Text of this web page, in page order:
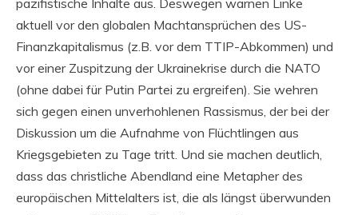
pazifistische Inhalte aus. Deswegen warnen Linke
aktuell vor den globalen Machtansprüchen des US-
Finanzkapitalismus (z.B. vor dem TTIP-Abkommen) und
vor einer Zuspitzung der Ukrainekrise durch die NATO
(ohne dabei für Putin Partei zu ergreifen). Sie wehren
sich gegen einen unverhohlenen Rassismus, der bei der
Diskussion um die Aufnahme von Flüchtlingen aus
Kriegsgebieten zu Tage tritt. Und sie machen deutlich,
dass das christliche Abendland eine Metapher des
europäischen Mittelalters ist, die als längst überwunden